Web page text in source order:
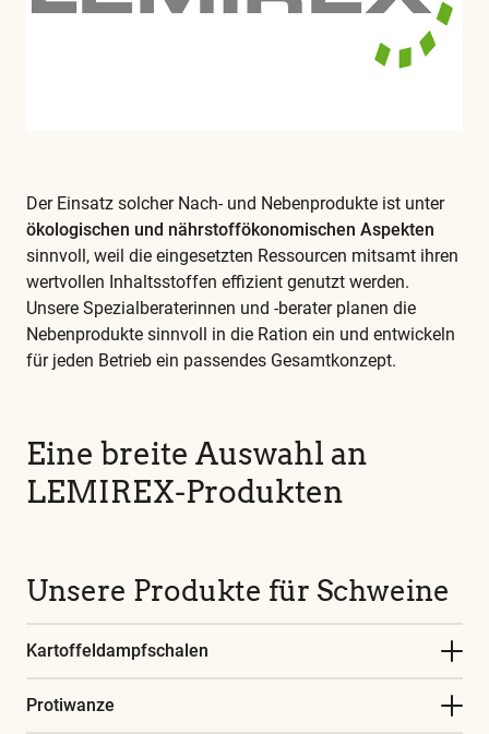
in
unserem
Der Einsatz solcher Nach- und Nebenprodukte ist unter
ökologischen und nährstoffökonomischen Aspekten
sinnvoll, weil die eingesetzten Ressourcen mitsamt ihren
wertvollen Inhaltsstoffen effizient genutzt werden.
Unsere Spezialberaterinnen und -berater planen die
Nebenprodukte sinnvoll in die Ration ein und entwickeln
für jeden Betrieb ein passendes Gesamtkonzept.
Eine breite Auswahl an
LEMIREX-Produkten
Unsere Produkte für Schweine
Kartoffeldampfschalen
Protiwanze